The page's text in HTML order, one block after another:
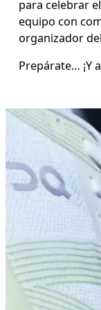
para celebrar
equipo con
organizador
Prepárate… ¡Y